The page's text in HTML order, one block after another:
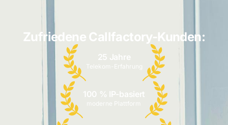
Zufriedene Callfactory-Kunden:
25 Jahre
Telekom-Erfahrung
100 % IP-basiert
moderne Plattform